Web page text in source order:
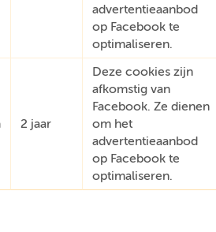
advertentieaanbod
op Facebook te
optimaliseren.
2 jaar
Deze cookies zijn
afkomstig van
Facebook. Ze dienen
om het
advertentieaanbod
op Facebook te
optimaliseren.